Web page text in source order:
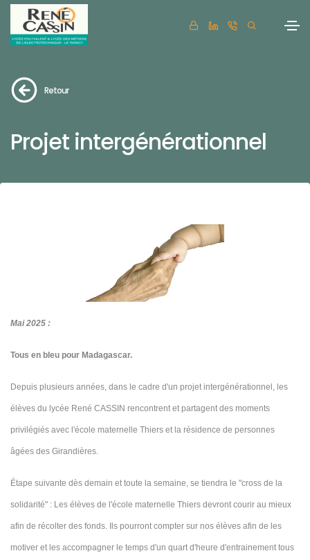
Retour
Projet intergénérationnel
Mai 2025 :
Tous en bleu pour Madagascar.
Depuis plusieurs années, dans le cadre d'un projet intergénérationnel, les
élèves du lycée René CASSIN rencontrent et partagent des moments
privilégiés avec l'école maternelle Thiers et la résidence de personnes
âgées des Girandières.
Étape suivante dès demain et toute la semaine, se tiendra le "cross de la
solidarité" : Les élèves de l'école maternelle Thiers devront courir au mieux
afin de récolter des fonds. Ils pourront compter sur nos élèves afin de les
motiver et les accompagner le temps d'un quart d'heure d'entrainement tous